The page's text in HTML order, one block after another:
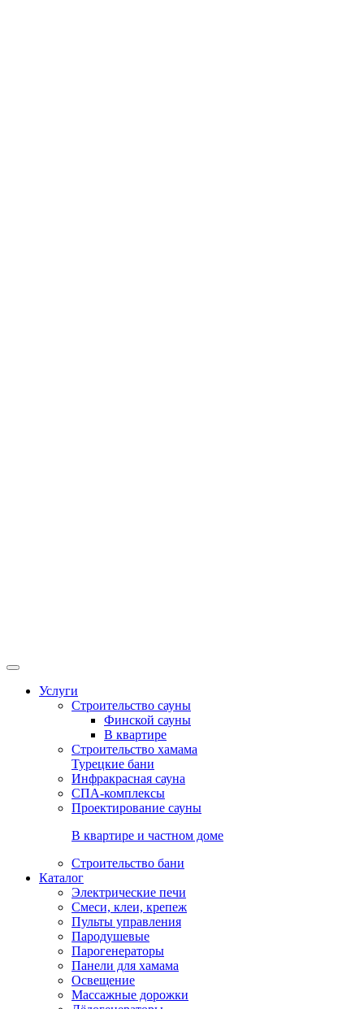
Услуги
Строительство сауны
Финской сауны
В квартире
Строительство хамама
Турецкие бани
Инфракрасная сауна
СПА-комплексы
Проектирование сауны
В квартире и частном доме
Строительство бани
Каталог
Электрические печи
Смеси, клеи, крепеж
Пульты управления
Пародушевые
Парогенераторы
Панели для хамама
Освещение
Массажные дорожки